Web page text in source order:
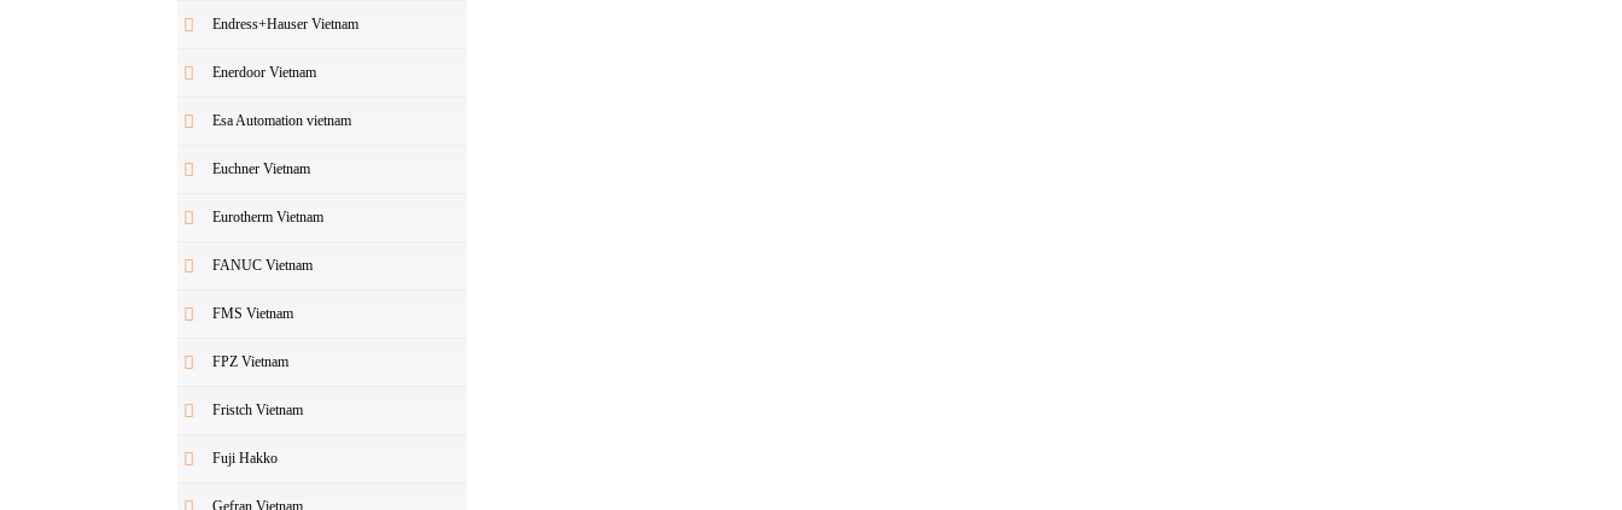
Endress+Hauser Vietnam
Enerdoor Vietnam
Esa Automation vietnam
Euchner Vietnam
Eurotherm Vietnam
FANUC Vietnam
FMS Vietnam
FPZ Vietnam
Fristch Vietnam
Fuji Hakko